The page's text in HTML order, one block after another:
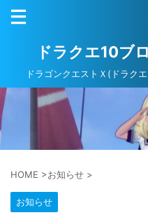
ドラクエ10ブ
ドラゴンクエストＸ(ドラク
HOME >お知らせ >
お知らせ